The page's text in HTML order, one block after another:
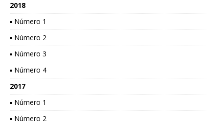
2018
▪ Número 1
▪ Número 2
▪ Número 3
▪ Número 4
2017
▪ Número 1
▪ Número 2